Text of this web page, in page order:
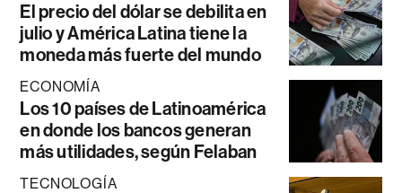
El precio del dólar se debilita en
julio y América Latina tiene la
moneda más fuerte del mundo
ECONOMÍA
Los 10 países de Latinoamérica
en donde los bancos generan
más utilidades, según Felaban
TECNOLOGÍA